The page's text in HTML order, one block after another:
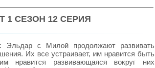
1 СЕЗОН 12 СЕРИЯ
Эльдар с Милой продолжают развивать
Их все устраивает, им нравится быть
нравится развивающаяся вокруг них